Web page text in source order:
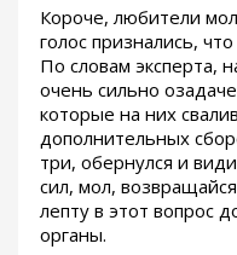
Короче, любители
голос признались,
По словам эксперта,
очень сильно
которые на них
дополнительных
три, обернулся и
сил, мол,
лепту в этот вопрос
органы.